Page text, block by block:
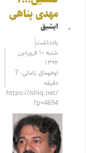
مهدی پناهی
ایشیق
یادداشت
شنبه ۱۰ فروردین
۱۳۹۲
اوخوماق زامانی: 7
دقیقه
https://ishiq.net/
?p=4694